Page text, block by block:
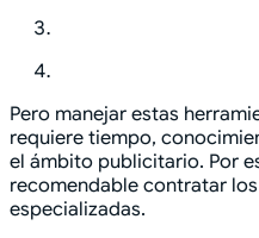
Pero manejar estas
requiere tiempo,
el ámbito publicitario. Por
recomendable contratar
especializadas.